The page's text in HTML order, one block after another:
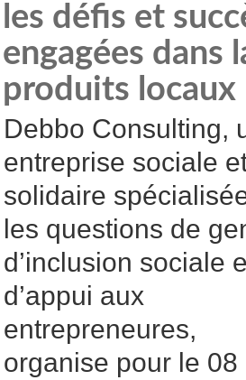
les défis et
engagées dans
produits locaux
Debbo Consulting,
entreprise sociale
solidaire
les questions de
d’inclusion sociale
d’appui aux
entrepreneures,
organise pour le 08